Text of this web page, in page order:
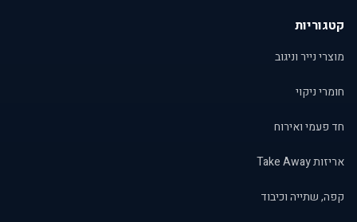
קטגוריות
מוצרי נייר וניגוב
חומרי ניקוי
חד פעמי ואירוח
אריזות Take Away
קפה, שתייה וכיבוד